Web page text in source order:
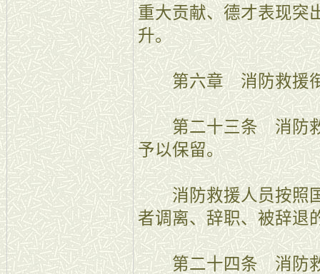
重大贡献、德才表现突
升。
第六章 消防救援衔
第二十三条 消防救
予以保留。
消防救援人员按照国
者调离、辞职、被辞退
第二十四条 消防救